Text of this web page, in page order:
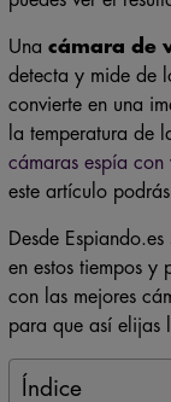
Una cámara de
detecta y mide de
convierte en una
la temperatura de
cámaras espía con
este artículo
Desde
en estos tiempos y
con las mejores
para que así elijas
Índice